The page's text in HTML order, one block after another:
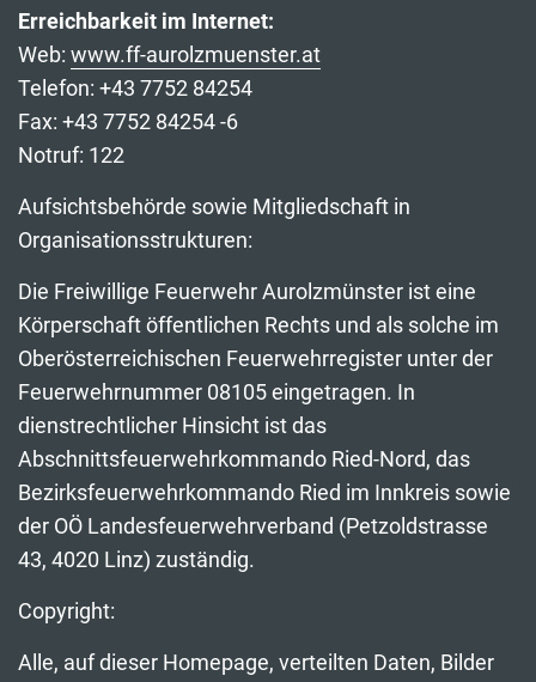
Erreichbarkeit im Internet:
Web: www.ff-aurolzmuenster.at
Telefon: +43 7752 84254
Fax: +43 7752 84254 -6
Notruf: 122
Aufsichtsbehörde sowie Mitgliedschaft in
Organisationsstrukturen:
Die Freiwillige Feuerwehr Aurolzmünster ist eine
Körperschaft öffentlichen Rechts und als solche im
Oberösterreichischen Feuerwehrregister unter der
Feuerwehrnummer 08105 eingetragen. In
dienstrechtlicher Hinsicht ist das
Abschnittsfeuerwehrkommando Ried-Nord, das
Bezirksfeuerwehrkommando Ried im Innkreis sowie
der OÖ Landesfeuerwehrverband (Petzoldstrasse
43, 4020 Linz) zuständig.
Copyright:
Alle, auf dieser Homepage, verteilten Daten, Bilder